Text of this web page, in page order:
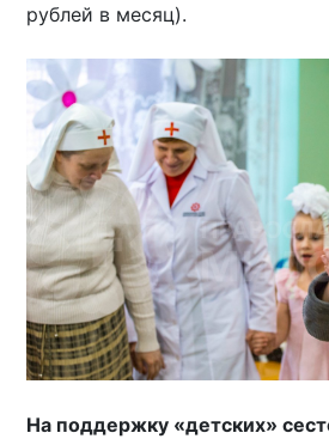
рублей в месяц).
На поддержку «детских»